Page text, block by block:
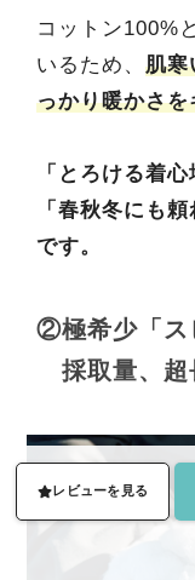
コットン100%
いるため、 肌寒
っかり暖かさを
「とろける着
「春秋冬にも
です。
②極希少「ス
採取量、超
レビューを見る